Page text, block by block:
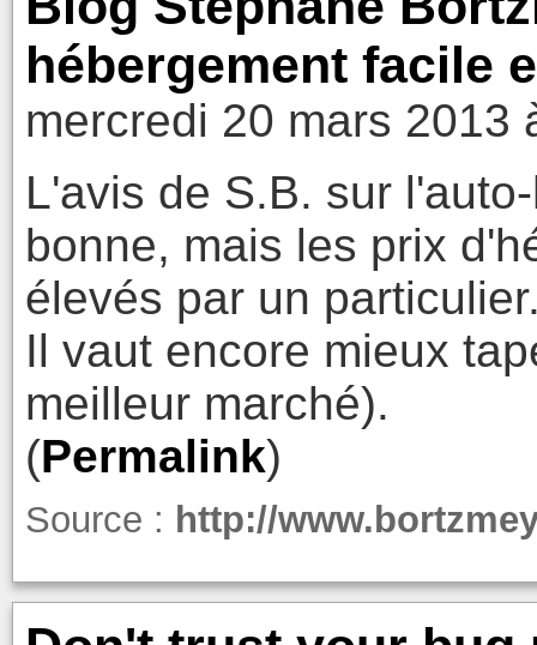
hébergement facile
mercredi 20 mars 2013
L'avis de S.B. sur
bonne, mais les prix
élevés par un
Il vaut encore mieux
meilleur marché).
(Permalink)
Source : http://